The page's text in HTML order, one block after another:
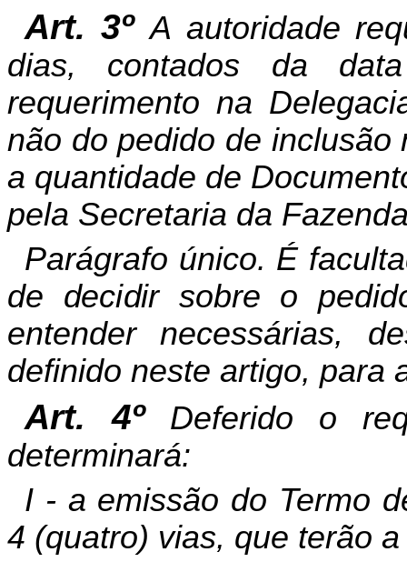
Art. 3ºA autoridade
dias, contados da
requerimento na
não do pedido de
a quantidade de
pela Secretaria da
Parágrafo único. É
de decidir sobre o
entender necessárias,
definido neste artigo, para
Art. 4º Deferido o
determinará:
I - a emissão do Termo
4 (quatro) vias, que terão